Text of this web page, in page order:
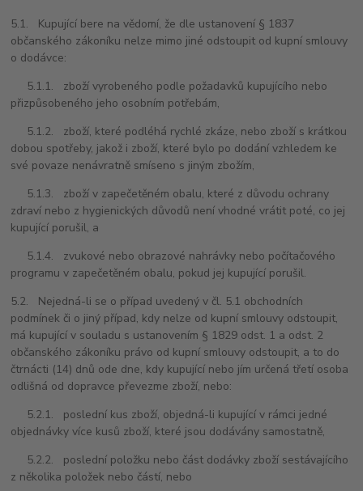
5.1. Kupující bere na vědomí, že dle ustanovení § 1837
občanského zákoníku nelze mimo jiné odstoupit od kupní smlouvy
o dodávce:
5.1.1. zboží vyrobeného podle požadavků kupujícího nebo
přizpůsobeného jeho osobním potřebám,
5.1.2. zboží, které podléhá rychlé zkáze, nebo zboží s krátkou
dobou spotřeby, jakož i zboží, které bylo po dodání vzhledem ke
své povaze nenávratně smíseno s jiným zbožím,
5.1.3. zboží v zapečetěném obalu, které z důvodu ochrany
zdraví nebo z hygienických důvodů není vhodné vrátit poté, co jej
kupující porušil, a
5.1.4. zvukové nebo obrazové nahrávky nebo počítačového
programu v zapečetěném obalu, pokud jej kupující porušil.
5.2. Nejedná-li se o případ uvedený v čl. 5.1 obchodních
podmínek či o jiný případ, kdy nelze od kupní smlouvy odstoupit,
má kupující v souladu s ustanovením § 1829 odst. 1 a odst. 2
občanského zákoníku právo od kupní smlouvy odstoupit, a to do
čtrnácti (14) dnů ode dne, kdy kupující nebo jím určená třetí osoba
odlišná od dopravce převezme zboží, nebo:
5.2.1. poslední kus zboží, objedná-li kupující v rámci jedné
objednávky více kusů zboží, které jsou dodávány samostatně,
5.2.2. poslední položku nebo část dodávky zboží sestávajícího
z několika položek nebo částí, nebo